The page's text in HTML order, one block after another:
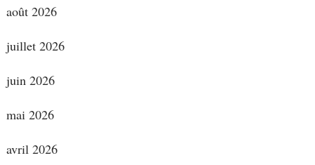
août 2026
juillet 2026
juin 2026
mai 2026
avril 2026